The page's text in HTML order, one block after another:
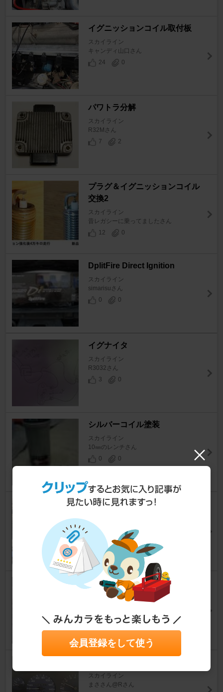
イグニッションコイル取付板
スカイライン
キャンディ山口さん
24
0
パワトラ分解
スカイライン
R32Mさん
7
2
プラグ＆イグニッションコイル
交換2
スカイライン
昔レガシーに乗ってましたさん
12
0
DplitFire Direct Ignition
スカイライン
simarisuさん
0
0
イグナイタ
スカイライン
R3032さん
3
0
シルバーコイル塗装
スカイライン
10㎜のレンチさん
0
0
ダイレクトイグニッションハー
スカイライン
ガレージMさん
0
ついで作業W
スカイライン
1
1
スカイライン
まささん@Rさん
会員登録をして使う